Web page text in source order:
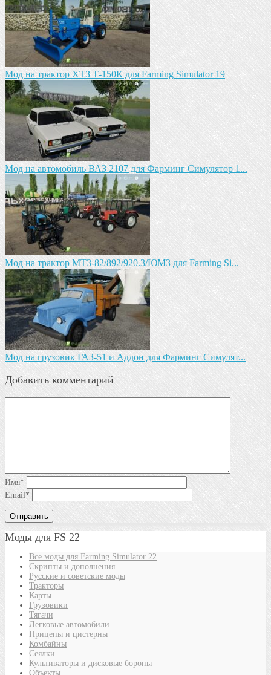
Мод на трактор ХТЗ Т-150К для Farming Simulator 19
Мод на автомобиль ВАЗ 2107 для Фарминг Симулятор 1...
Мод на трактор МТЗ-82/892/920.3/ЮМЗ для Farming Si...
Мод на грузовик ГАЗ-51 и Аддон для Фарминг Симулят...
Добавить комментарий
Имя*
Email*
Моды для FS 22
Все моды для Farming Simulator 22
Скрипты и дополнения
Русские и советские моды
Тракторы
Карты
Грузовики
Тягачи
Легковые автомобили
Прицепы и цистерны
Комбайны
Сеялки
Культиваторы и дисковые бороны
Объекты